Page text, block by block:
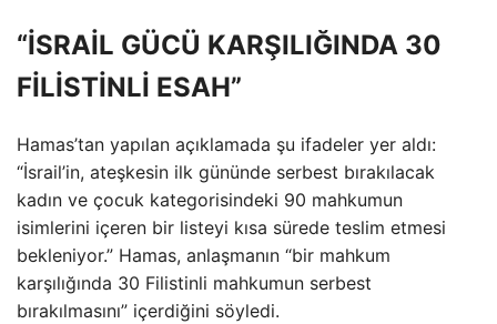
“İSRAİL GÜCÜ KARŞILIĞINDA 30
FİLİSTİNLİ ESAH”
Hamas’tan yapılan açıklamada şu ifadeler yer aldı:
“İsrail’in, ateşkesin ilk gününde serbest bırakılacak
kadın ve çocuk kategorisindeki 90 mahkumun
isimlerini içeren bir listeyi kısa sürede teslim etmesi
bekleniyor.” Hamas, anlaşmanın “bir mahkum
karşılığında 30 Filistinli mahkumun serbest
bırakılmasını” içerdiğini söyledi.